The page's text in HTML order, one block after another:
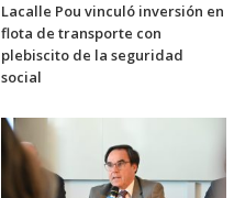
Lacalle Pou vinculó inversión en
flota de transporte con
plebiscito de la seguridad
social